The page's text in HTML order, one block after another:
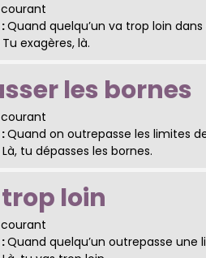
courant
Quand quelqu’un va trop loin
Tu exagères, là.
les bornes
courant
Quand on outrepasse les limites
Là, tu dépasses les bornes.
loin
courant
Quand quelqu’un outrepasse une